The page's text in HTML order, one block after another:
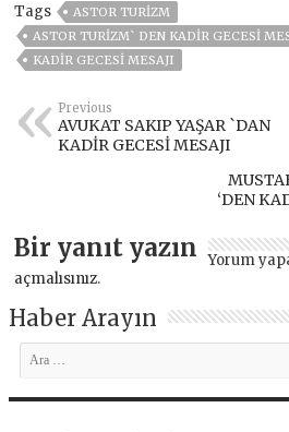
Tags
ASTOR TURİZM
ASTOR TURİZM` DEN KADİR GECESİ
KADİR GECESİ MESAJI
Previous
AVUKAT SAKIP YAŞAR `DAN
KADİR GECESİ MESAJI
‘DEN
Bir yanıt yazın Yorum
açmalısınız.
Haber Arayın